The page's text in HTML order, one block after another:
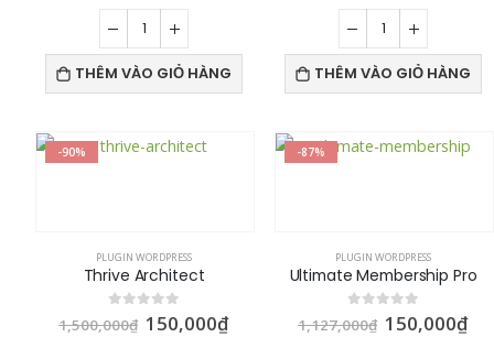
THÊM VÀO GIỎ HÀNG THÊM VÀO GIỎ HÀNG
-90%
PLUGIN WORDPRESS
Thrive Architect
out of 5
1,500,000₫ 150,000₫
-87%
PLUGIN WORDPRESS
Ultimate Membership Pro
out of 5
1,127,000₫ 150,000₫